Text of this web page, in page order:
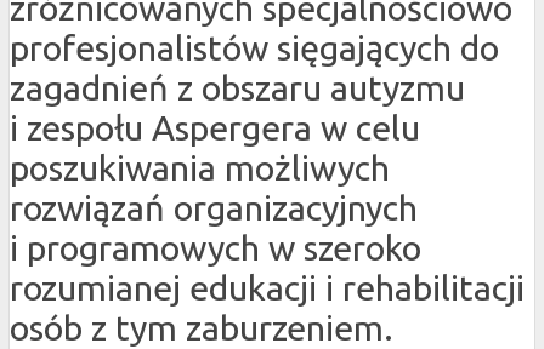
profesjonalistów sięgających do
zagadnień z obszaru autyzmu
i zespołu Aspergera w celu
poszukiwania możliwych
rozwiązań organizacyjnych
i programowych w szeroko
rozumianej edukacji i rehabilitacji
osób z tym zaburzeniem.